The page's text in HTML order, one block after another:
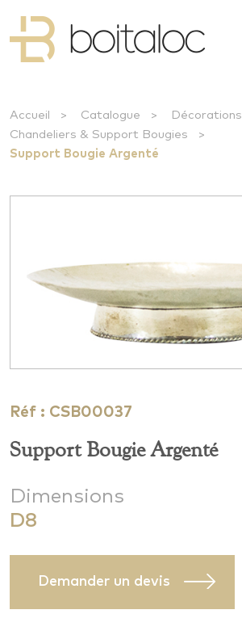
Accueil > Catalogue > Décorations
Chandeliers & Support Bougies
>
Support Bougie Argenté
Réf : CSB00037
Support Bougie Argenté
Dimensions
D8
Demander un devis